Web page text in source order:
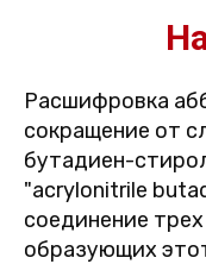
Расшифровка
сокращение от
бутадиен-
"acrylonitrile
соединение
образующих